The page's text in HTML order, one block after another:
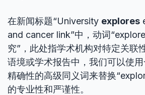
在新闻标题“University explores
and cancer link”中，动词
究”，此处指学术机构对特定关联
语境或学术报告中，我们可以使
精确性的高级同义词来替换
的专业性和严谨性。